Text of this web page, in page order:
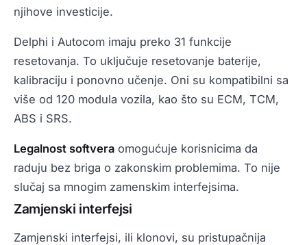
njihove investicije.
Delphi i Autocom imaju preko 31 funkcije
resetovanja. To uključuje resetovanje baterije,
kalibraciju i ponovno učenje. Oni su kompatibilni sa
više od 120 modula vozila, kao što su ECM, TCM,
ABS i SRS.
Legalnost softvera omogućuje korisnicima da
raduju bez briga o zakonskim problemima. To nije
slučaj sa mnogim zamenskim interfejsima.
Zamjenski interfejsi
Zamjenski interfejsi, ili klonovi, su pristupačnija